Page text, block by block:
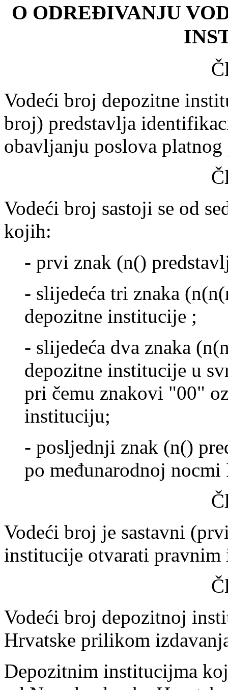
O ODREĐIVANJU
Vodeći broj depozitne
broj) predstavlja
obavljanju poslova platnog
Vodeći broj sastoji se od
kojih:
- prvi znak (n()
- slijedeća tri znaka
depozitne institucije ;
- slijedeća dva znaka
depozitne institucije u
pri čemu znakovi "00"
instituciju;
- posljednji znak (n()
po međunarodnoj
Vodeći broj je sastavni
institucije otvarati pravnim
Vodeći broj depozitnoj
Hrvatske prilikom
Depozitnim institucijma